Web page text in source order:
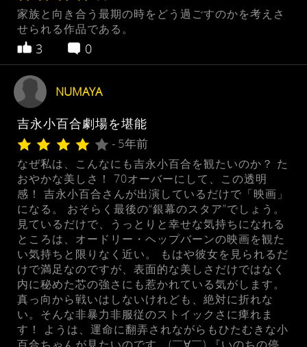
家族と向き合う最期の時をどう過ごすのかを考えさ
せられる作品である。
3 0
NUMAYA
吉永小百合劇場を堪能
- 5年前
なぜ私は、こんなにも吉永小百合を観たいのか？ た
おやかな美しさ！ 70オーバーにして、この透明
感！ 吉永小百合さんが出演しているだけで「映画」
になる。 おそらく最後の“銀幕のスタア”でしょう。
見ているだけで、うっとりと幸せな気持ちになれる
ところは、オードリー・ヘップバーンの映画を観た
い気持ちと限りなく近い。 もはや彼女を見られるだ
けで満足なのですが、表面的な美しさだけではなく
内に秘めた芯の強さにも惹かれている気がします。
真っ向から戦いはしないけれども、絶対に折れな
い。そんな非暴力非服従のストイックさに痺れま
す！ ようは、運命に翻弄されながらもひたむきな小